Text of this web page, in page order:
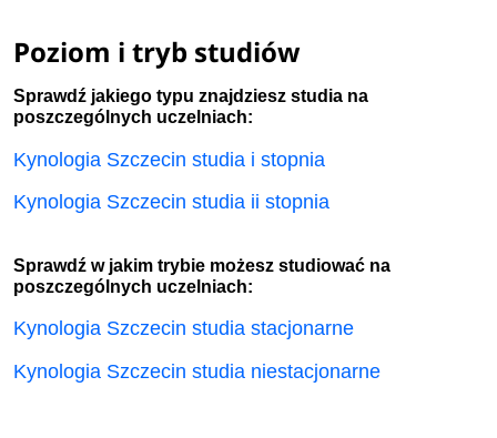
Poziom i tryb studiów
Sprawdź jakiego typu znajdziesz studia na
poszczególnych uczelniach:
Kynologia Szczecin studia i stopnia
Kynologia Szczecin studia ii stopnia
Sprawdź w jakim trybie możesz studiować na
poszczególnych uczelniach:
Kynologia Szczecin studia stacjonarne
Kynologia Szczecin studia niestacjonarne